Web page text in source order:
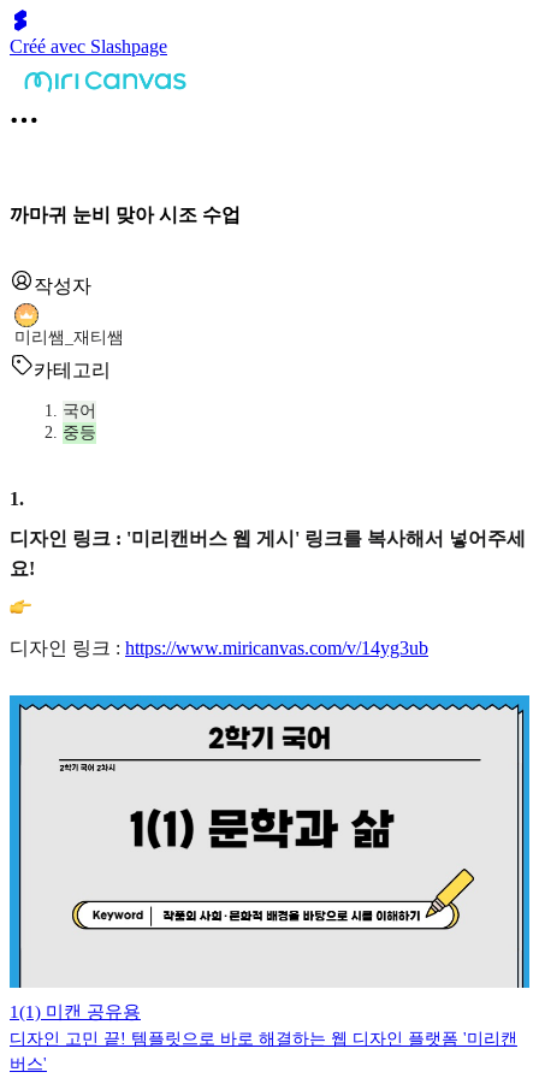
Créé avec Slashpage
까마귀 눈비 맞아 시조 수업
작성자
미리쌤_재티쌤
카테고리
국어
중등
1.
디자인 링크 : '미리캔버스 웹 게시' 링크를 복사해서 넣어주세
요!
디자인 링크 : https://www.miricanvas.com/v/14yg3ub
1(1) 미캔 공유용
디자인 고민 끝! 템플릿으로 바로 해결하는 웹 디자인 플랫폼 '미리캔
버스'